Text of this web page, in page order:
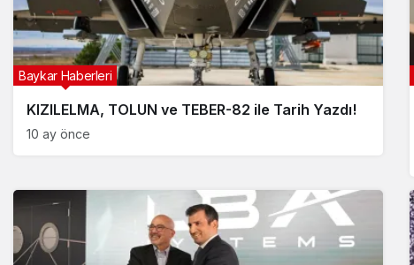
KIZILELMA, TOLUN ve TEBER-82 ile Tarih Yazdı!
Baykar Haberleri
10 ay önce